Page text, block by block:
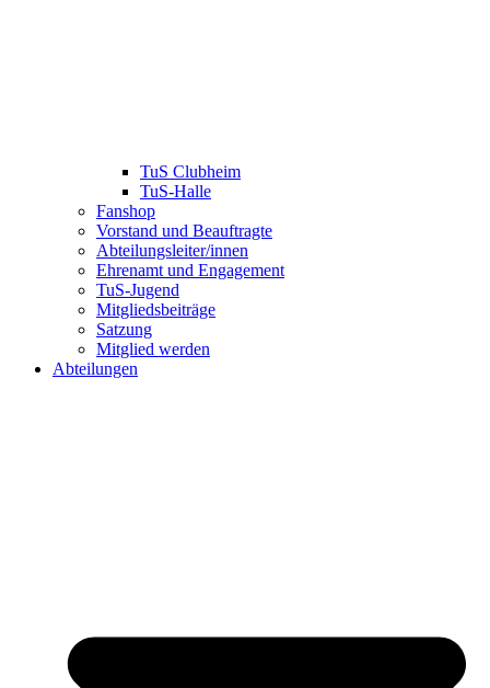
TuS Clubheim
TuS-Halle
Fanshop
Vorstand und Beauftragte
Abteilungsleiter/innen
Ehrenamt und Engagement
TuS-Jugend
Mitgliedsbeiträge
Satzung
Mitglied werden
Abteilungen